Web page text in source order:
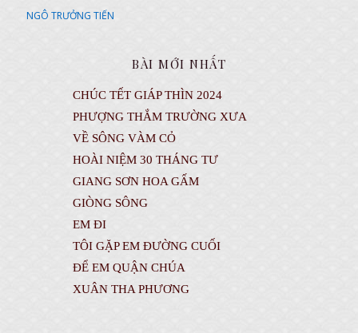
NGÔ TRƯỞNG TIẾN
BÀI MỚI NHẤT
CHÚC TẾT GIÁP THÌN 2024
PHƯỢNG THẮM TRƯỜNG XƯA
VỀ SÔNG VÀM CỎ
HOÀI NIỆM 30 THÁNG TƯ
GIANG SƠN HOA GẤM
GIÒNG SÔNG
EM ĐI
TÔI GẶP EM ĐƯỜNG CUỐI
ĐỂ EM QUẬN CHÚA
XUÂN THA PHƯƠNG